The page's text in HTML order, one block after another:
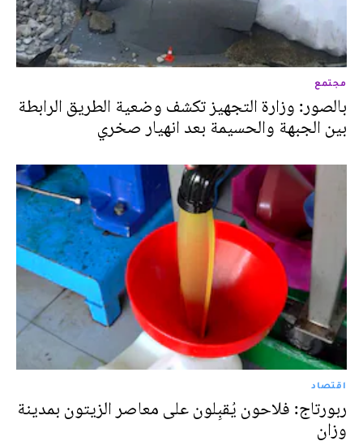
مجتمع
بالصور: وزارة التجهيز تكشف وضعية الطريق الرابطة
بين الجبهة والحسيمة بعد انهيار صخري
اقتصاد
ربورتاج: فلاحون يُقبِلون على معاصر الزيتون بمدينة
وزان